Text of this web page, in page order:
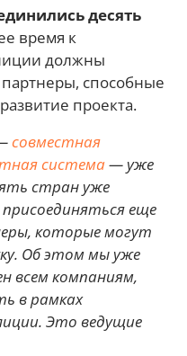
десять
время к
должны
способные
проекта.
совместная
система— уже
стран уже
еще
которые могут
Об этом мы уже
всем компаниям,
в рамках
Это ведущие